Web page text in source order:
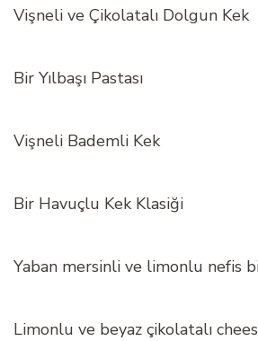
Vişneli ve Çikolatalı Dolgun Kek
Bir Yılbaşı Pastası
Vişneli Bademli Kek
Bir Havuçlu Kek Klasiği
Yaban mersinli ve limonlu nefis
Limonlu ve beyaz çikolatalı